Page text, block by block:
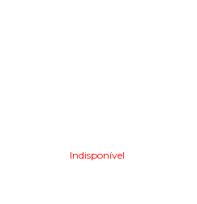
Indisponível